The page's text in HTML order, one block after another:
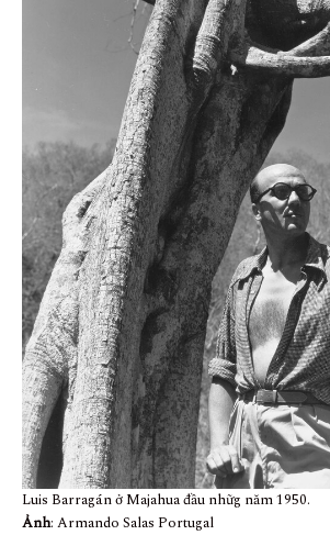
Luis Barragán ở Majahua đầu nhữg năm 1950.
Ảnh: Armando Salas Portugal